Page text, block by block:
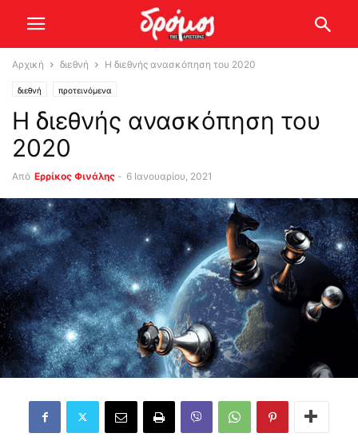
Αρχική διεθνή Η διεθνής ανασκόπηση του 2020
διεθνή προτεινόμενα
Η διεθνής ανασκόπηση του
2020
Από Ερρίκος Φινάλης - 6 Ιανουαρίου, 2021